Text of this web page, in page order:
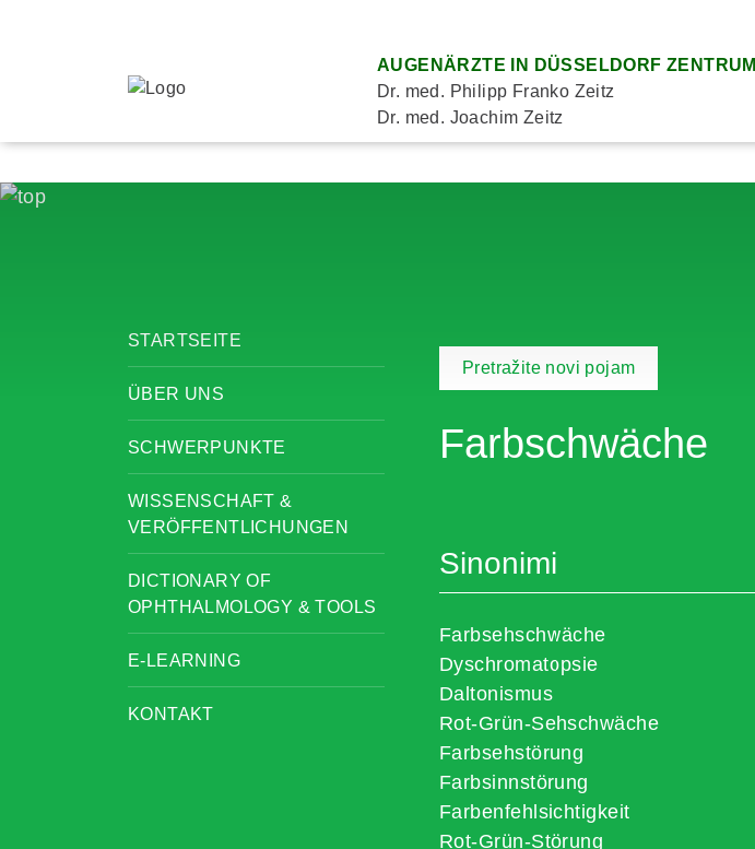
AUGENÄRZTE IN DÜSSELDORF ZENTRUM
Dr. med. Philipp Franko Zeitz
Dr. med. Joachim Zeitz
STARTSEITE
ÜBER UNS
SCHWERPUNKTE
WISSENSCHAFT &
VERÖFFENTLICHUNGEN
DICTIONARY OF
OPHTHALMOLOGY & TOOLS
E-LEARNING
KONTAKT
Pretražite novi pojam
Farbschwäche
Sinonimi
Farbsehschwäche
Dyschromatopsie
Daltonismus
Rot-Grün-Sehschwäche
Farbsehstörung
Farbsinnstörung
Farbenfehlsichtigkeit
Rot-Grün-Störung